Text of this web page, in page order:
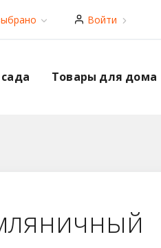
Войти
Товары для дома